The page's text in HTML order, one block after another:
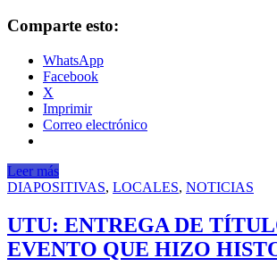
Comparte esto:
WhatsApp
Facebook
X
Imprimir
Correo electrónico
Leer más
DIAPOSITIVAS, LOCALES, NOTICIAS
UTU: ENTREGA DE
EVENTO QUE HIZO